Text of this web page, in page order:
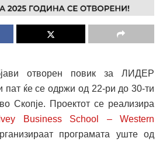
отворен повик за ЛИДЕР
пат ќе се одржи од 22-ри до 30-ти
Скопје. Проектот се реализира
Ivey Business School – Western
програмата уште од